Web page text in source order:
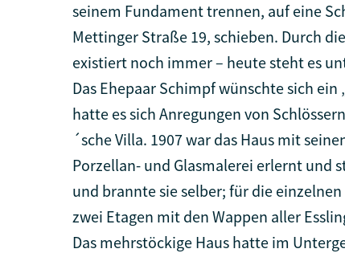
seinem Fundament trennen, auf eine
Mettinger Straße 19, schieben. Durch
existiert noch immer – heute steht es
Das Ehepaar Schimpf wünschte sich
hatte es sich Anregungen von
´sche Villa. 1907 war das Haus mit
Porzellan- und Glasmalerei erlernt und
und brannte sie selber; für die
zwei Etagen mit den Wappen aller
Das mehrstöckige Haus hatte im